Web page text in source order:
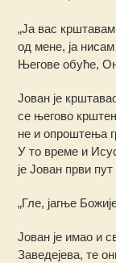
„Ја вас
од мене, ја
Његове обуће,
Јован је
се његово
не и опроштења
У то време и
је Јован први
„Гле, јагње
Јован је имао и
Заведејева, те